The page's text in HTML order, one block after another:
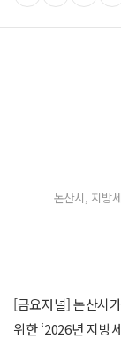
논산시, 지방
[금요저널] 논산시
위한 ‘2026년 지방